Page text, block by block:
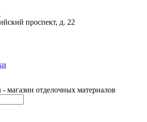
проспект, д. 22
магазин отделочных материалов